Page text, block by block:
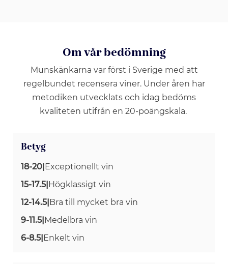
Om vår bedömning
Munskänkarna var först i Sverige med att
regelbundet recensera viner. Under åren har
metodiken utvecklats och idag bedöms
kvaliteten utifrån en 20-poängskala.
Betyg
18-20 Exceptionellt vin
15-17.5| Högklassigt vin
12-14.5| Bra till mycket bra vin
9-11.5| Medelbra vin
6-8.5| Enkelt vin